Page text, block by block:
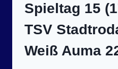
SV E
ISENBERG
2:27 (
Spieltag 15
TSV
Weiß Auma